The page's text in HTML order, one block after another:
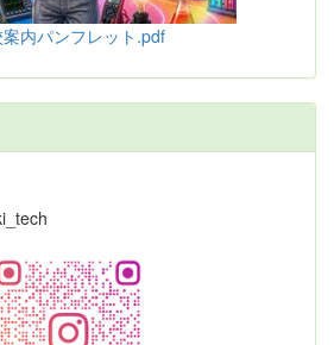
内パンフレット.pdf